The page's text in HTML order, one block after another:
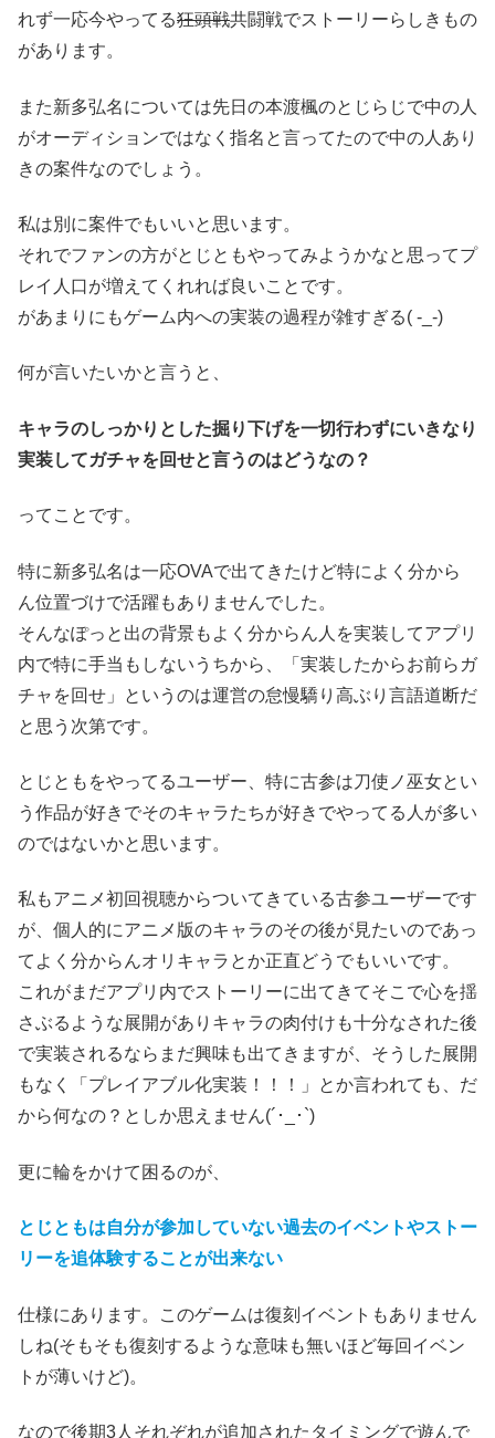
れず一応今やってる狂頭戦共闘戦でストーリーらしきもの
があります。
また新多弘名については先日の本渡楓のとじらじで中の人
がオーディションではなく指名と言ってたので中の人あり
きの案件なのでしょう。
私は別に案件でもいいと思います。
それでファンの方がとじともやってみようかなと思ってプ
レイ人口が増えてくれれば良いことです。
があまりにもゲーム内への実装の過程が雑すぎる( -_-)
何が言いたいかと言うと、
キャラのしっかりとした掘り下げを一切行わずにいきなり
実装してガチャを回せと言うのはどうなの？
ってことです。
特に新多弘名は一応OVAで出てきたけど特によく分から
ん位置づけで活躍もありませんでした。
そんなぽっと出の背景もよく分からん人を実装してアプリ
内で特に手当もしないうちから、「実装したからお前らガ
チャを回せ」というのは運営の怠慢驕り高ぶり言語道断だ
と思う次第です。
とじともをやってるユーザー、特に古参は刀使ノ巫女とい
う作品が好きでそのキャラたちが好きでやってる人が多い
のではないかと思います。
私もアニメ初回視聴からついてきている古参ユーザーです
が、個人的にアニメ版のキャラのその後が見たいのであっ
てよく分からんオリキャラとか正直どうでもいいです。
これがまだアプリ内でストーリーに出てきてそこで心を揺
さぶるような展開がありキャラの肉付けも十分なされた後
で実装されるならまだ興味も出てきますが、そうした展開
もなく「プレイアブル化実装！！！」とか言われても、だ
から何なの？としか思えません(´･_･`)
更に輪をかけて困るのが、
とじともは自分が参加していない過去のイベントやストー
リーを追体験することが出来ない
仕様にあります。このゲームは復刻イベントもありません
しね(そもそも復刻するような意味も無いほど毎回イベン
トが薄いけど)。
なので後期3人それぞれが追加されたタイミングで遊んで